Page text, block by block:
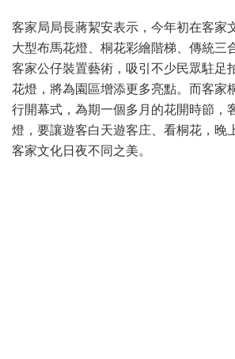
客家局局長蔣絜安表示，今年初在客家
大型布馬花燈、桐花彩繪階梯、傳統三
客家公仔裝置藝術，吸引不少民眾駐足
花燈，將為園區增添更多亮點。而客家
行開幕式，為期一個多月的花開時節，
燈，要讓遊客白天遊客庄、看桐花，晚
客家文化日夜不同之美。